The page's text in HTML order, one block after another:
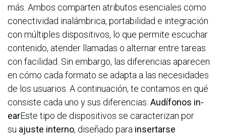
más. Ambos comparten atributos esenciales como
conectividad inalámbrica, portabilidad e integración
con múltiples dispositivos, lo que permite escuchar
contenido, atender llamadas o alternar entre tareas
con facilidad. Sin embargo, las diferencias aparecen
en cómo cada formato se adapta a las necesidades
de los usuarios. A continuación, te contamos en qué
consiste cada uno y sus diferencias. Audífonos in-
earEste tipo de dispositivos se caracterizan por
su ajuste interno, diseñado para insertarse